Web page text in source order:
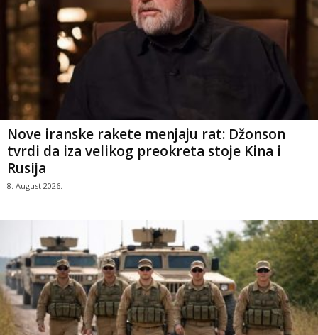
Nove iranske rakete menjaju rat: Džonson
tvrdi da iza velikog preokreta stoje Kina i
Rusija
8. August 2026.